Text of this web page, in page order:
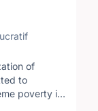
of
to
poverty in